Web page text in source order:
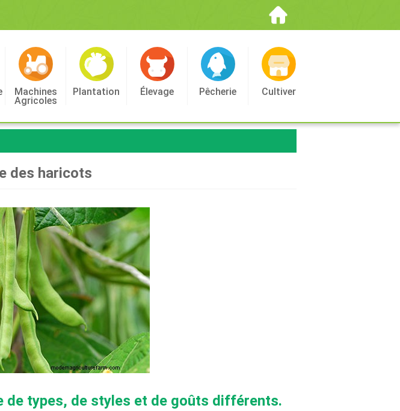
Machines
Agricoles
Plantation Élevage Pêcherie Cultiver
des haricots
de types, de styles et de goûts différents.